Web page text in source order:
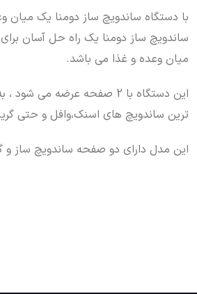
با دستگاه ساندویچ ساز دومنا یک میان
ساندویچ ساز دومنا یک راه حل آسان
میان وعده و غذا می باشد.
این دستگاه با 2 صفحه عرضه
ترین ساندویچ های اسنک،وافل و حتی
این مدل دارای دو صفحه ساندویچ ساز و